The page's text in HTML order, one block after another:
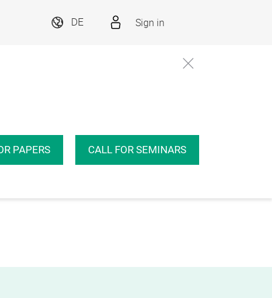
DE Sign in
PAPERS CALL FOR SEMINARS